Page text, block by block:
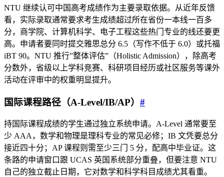
NTU 继续认可中国高考成绩作为主要录取依据。从近年反馈
看，实际录取通常要求考生成绩超过所在省份一本线一百多
分，商学院、计算机科学、电子工程这些热门专业的线还要更
高。申请者要同时提交雅思总分 6.5（写作不低于 6.0）或托福
iBT 90。NTU 推行”整体评估”（Holistic Admission），除高考
分数外，省级以上学科竞赛、科研项目经历或社区服务等课外
活动在评审中的权重明显提升。
国际课程路径（A‑Level/IB/AP） #
持国际课程成绩的学生通过独立系统申请。A‑Level 通常要至
少 AAA，数学和物理是理科专业的常见必修；IB 文凭要总分
接近四十分；AP 课程则需至少三门 5 分，配高中毕业证。这
条路的申请窗口跟 UCAS 英国系统部分重叠，但要注意 NTU
自己的独立截止日期，它对数学和科学科目成绩尤其看重。